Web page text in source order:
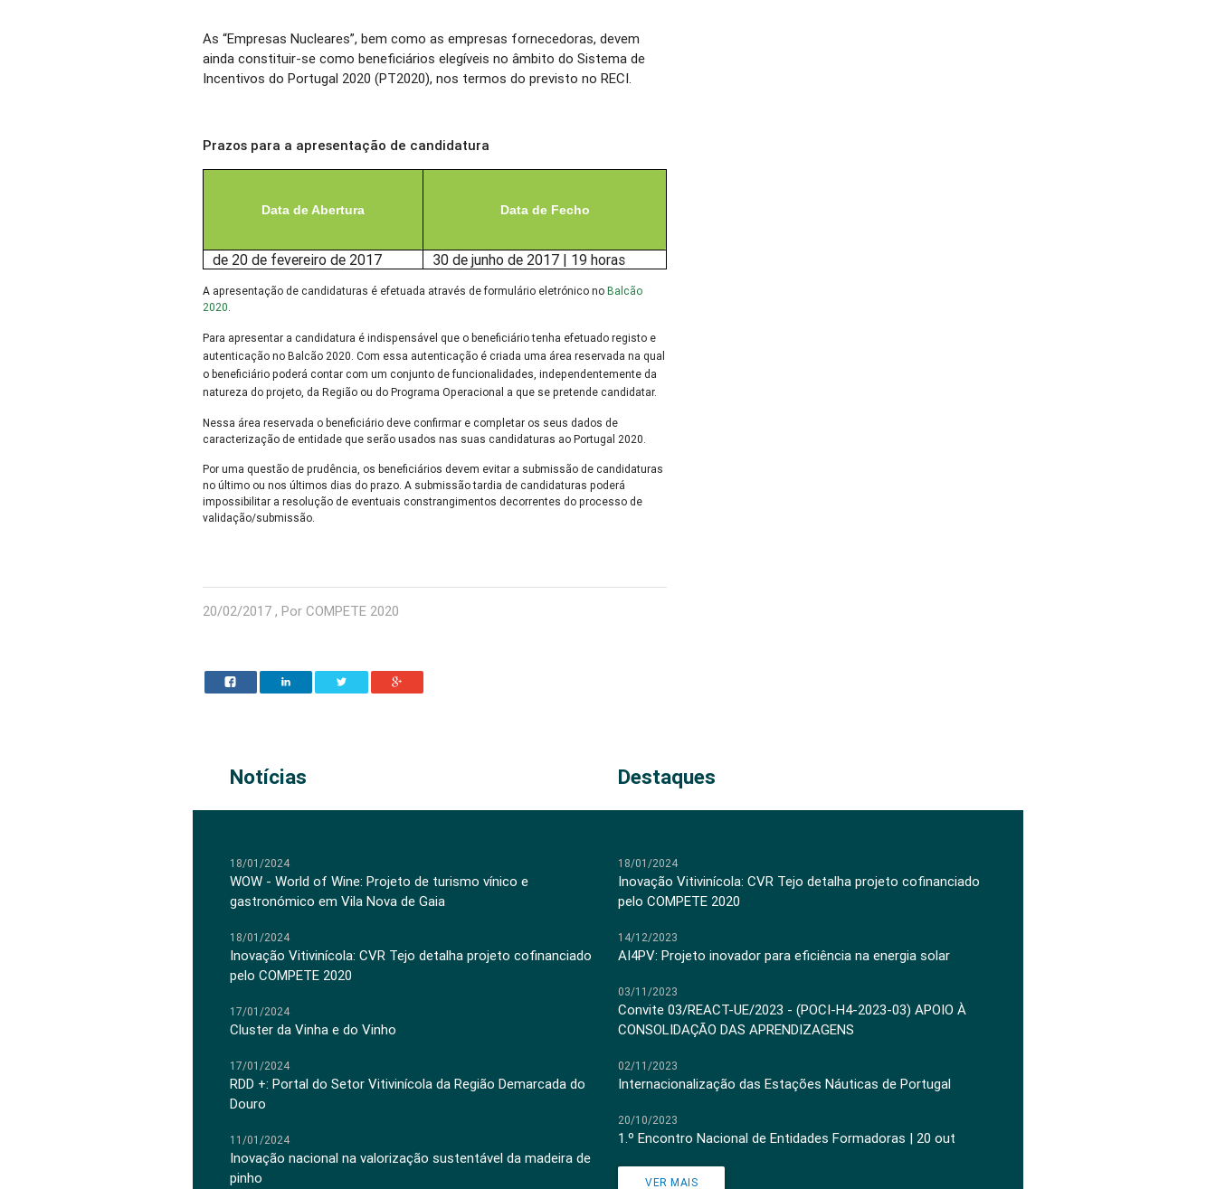
As “Empresas Nucleares”, bem como as empresas fornecedoras, devem
ainda constituir-se como beneficiários elegíveis no âmbito do Sistema de
Incentivos do Portugal 2020 (PT2020), nos termos do previsto no RECI.
Prazos para a apresentação de candidatura
Data de Abertura Data de Fecho
de 20 de fevereiro de 2017 30 de junho de 2017 | 19 horas
A apresentação de candidaturas é efetuada através de formulário eletrónico noBalcão
2020.
Para apresentar a candidatura é indispensável que o beneficiário tenha efetuado registo e
autenticação no Balcão 2020. Com essa autenticação é criada uma área reservada na qual
o beneficiário poderá contar com um conjunto de funcionalidades, independentemente da
natureza do projeto, da Região ou do Programa Operacional a que se pretende candidatar.
Nessa área reservada o beneficiário deve confirmar e completar os seus dados de
caracterização de entidade que serão usados nas suas candidaturas ao Portugal 2020.
Por uma questão de prudência, os beneficiários devem evitar a submissão de candidaturas
no último ou nos últimos dias do prazo. A submissão tardia de candidaturas poderá
impossibilitar a resolução de eventuais constrangimentos decorrentes do processo de
validação/submissão.
20/02/2017 , Por COMPETE 2020
Notícias Destaques
18/01/2024
WOW - World of Wine: Projeto de turismo vínico e
gastronómico em Vila Nova de Gaia
18/01/2024
Inovação Vitivinícola: CVR Tejo detalha projeto cofinanciado
pelo COMPETE 2020
17/01/2024
Cluster da Vinha e do Vinho
17/01/2024
RDD +: Portal do Setor Vitivinícola da Região Demarcada do
Douro
11/01/2024
Inovação nacional na valorização sustentável da madeira de
pinho
18/01/2024
Inovação Vitivinícola: CVR Tejo detalha projeto cofinanciado
pelo COMPETE 2020
14/12/2023
AI4PV: Projeto inovador para eficiência na energia solar
03/11/2023
Convite 03/REACT-UE/2023 - (POCI-H4-2023-03) APOIO À
CONSOLIDAÇÃO DAS APRENDIZAGENS
02/11/2023
Internacionalização das Estações Náuticas de Portugal
20/10/2023
1.º Encontro Nacional de Entidades Formadoras | 20 out
VER MAIS